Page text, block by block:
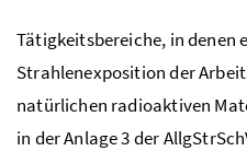
Tätigkeitsbereiche, in denen
Strahlenexposition der
natürlichen radioaktiven
in der Anlage 3 der